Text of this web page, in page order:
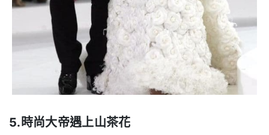
5.時尚大帝遇上山茶花